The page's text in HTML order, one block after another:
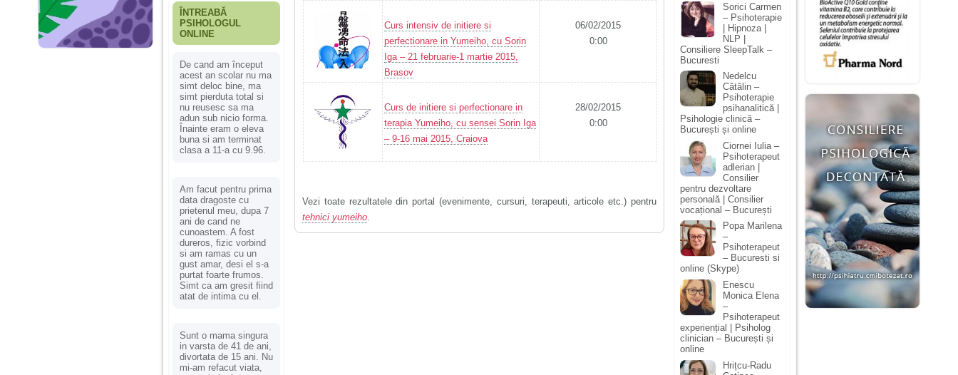
ÎNTREABĂ
PSIHOLOGUL
ONLINE
De cand am început
acest an scolar nu ma
simt deloc bine, ma
simt pierduta total si
nu reusesc sa ma
adun sub nicio forma.
Înainte eram o eleva
buna si am terminat
clasa a 11-a cu 9.96.
Am facut pentru prima
data dragoste cu
prietenul meu, dupa 7
ani de cand ne
cunoastem. A fost
dureros, fizic vorbind
si am ramas cu un
gust amar, desi el s-a
purtat foarte frumos.
Simt ca am gresit fiind
atat de intima cu el.
Sunt o mama singura
in varsta de 41 de ani,
divortata de 15 ani. Nu
mi-am refacut viata,
Curs intensiv de initiere si
perfectionare in Yumeiho, cu Sorin
Iga – 21 februarie-1 martie 2015,
Brasov
06/02/2015
0:00
Curs de initiere si perfectionare in
terapia Yumeiho, cu sensei Sorin Iga
– 9-16 mai 2015, Craiova
28/02/2015
0:00
Vezi toate rezultatele din portal (evenimente, cursuri, terapeuti, articole etc.) pentru
tehnici yumeiho.
Sorici Carmen
– Psihoterapie
| Hipnoza |
NLP |
Consiliere SleepTalk –
Bucuresti
Nedelcu
Cătălin –
Psihoterapie
psihanalitică |
Psihologie clinică –
București și online
Ciornei Iulia –
Psihoterapeut
adlerian |
Consilier
pentru dezvoltare
personală | Consilier
vocațional – București
Popa Marilena
–
Psihoterapeut
– Bucuresti si
online (Skype)
Enescu
Monica Elena
–
Psihoterapeut
experiențial | Psiholog
clinician – București și
online
Hrițcu-Radu